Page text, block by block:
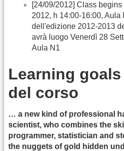
[24/09/2012] Class
2012, h 14:00-16:00, Aula
dell'edizione 2012-2013
avrà luogo Venerdì 28
Aula N1
Learning
del corso
… a new kind of professional
scientist, who combines the
programmer, statistician and
the nuggets of gold hidden